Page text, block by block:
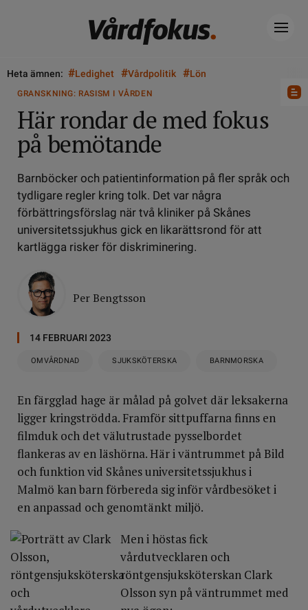
Heta ämnen: #Ledighet #Vårdpolitik #Lön
GRANSKNING: RASISM I VÅRDEN
Här rondar de med fokus
på bemötande
Barnböcker och patientinformation på fler språk och
tydligare regler kring tolk. Det var några
förbättringsförslag när två kliniker på Skånes
universitetssjukhus gick en likarättsrond för att
kartlägga risker för diskriminering.
Per Bengtsson
14 FEBRUARI 2023
OMVÅRDNAD SJUKSKÖTERSKA BARNMORSKA
En färgglad hage är målad på golvet där leksakerna
ligger kringströdda. Framför sittpuffarna finns en
filmduk och det välutrustade pysselbordet
flankeras av en läshörna. Här i väntrummet på Bild
och funktion vid Skånes universitetssjukhus i
Malmö kan barn förbereda sig inför vårdbesöket i
en anpassad och genomtänkt miljö.
Men i höstas fick
vårdutvecklaren och
röntgensjuksköterskan Clark
Olsson syn på väntrummet med